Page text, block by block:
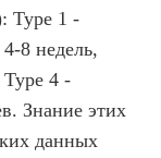
Type 1 -
8 недель,
Type 4 -
Знание этих
данных